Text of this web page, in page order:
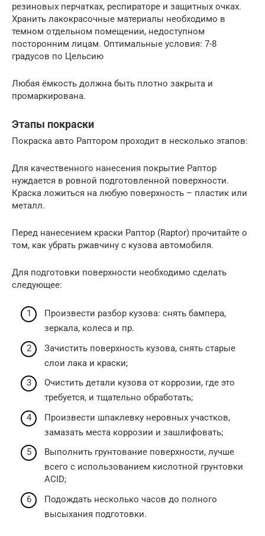
резиновых перчатках, респираторе и защитных очках.
Хранить лакокрасочные материалы необходимо в
темном отдельном помещении, недоступном
посторонним лицам. Оптимальные условия: 7-8
градусов по Цельсию
Любая ёмкость должна быть плотно закрыта и
промаркирована.
Этапы покраски
Покраска авто Раптором проходит в несколько этапов:
Для качественного нанесения покрытие Раптор
нуждается в ровной подготовленной поверхности.
Краска ложиться на любую поверхность – пластик или
металл.
Перед нанесением краски Раптор (Raptor) прочитайте о
том, как убрать ржавчину с кузова автомобиля.
Для подготовки поверхности необходимо сделать
следующее:
Произвести разбор кузова: снять бампера,
зеркала, колеса и пр.
Зачистить поверхность кузова, снять старые
слои лака и краски;
Очистить детали кузова от коррозии, где это
требуется, и тщательно обработать;
Произвести шпаклевку неровных участков,
замазать места коррозии и зашлифовать;
Выполнить грунтование поверхности, лучше
всего с использованием кислотной грунтовки
ACID;
Подождать несколько часов до полного
высыхания подготовки.